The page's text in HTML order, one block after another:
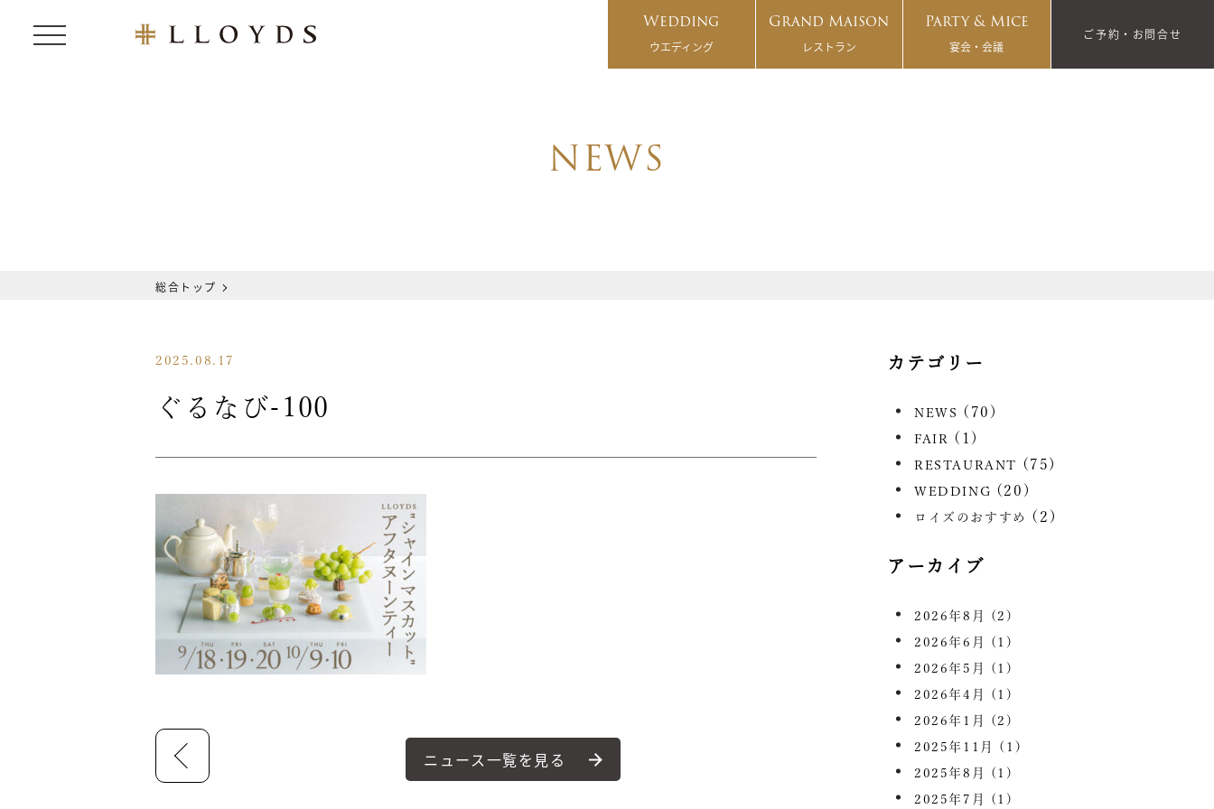
Wedding
ウエディング
Grand Maison
レストラン
Party & Mice
宴会・会議
ご予約・お問合せ
NEWS
総合トップ
2025.08.17
ぐるなび-100
ニュース一覧を見る
カテゴリー
NEWS (70)
FAIR (1)
RESTAURANT (75)
WEDDING (20)
ロイズのおすすめ (2)
アーカイブ
2026年8月 (2)
2026年6月 (1)
2026年5月 (1)
2026年4月 (1)
2026年1月 (2)
2025年11月 (1)
2025年8月 (1)
2025年7月 (1)